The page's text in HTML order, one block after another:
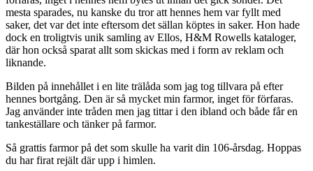
mesta sparades, nu kanske du tror att hennes hem var fyllt med
saker, det var det inte eftersom det sällan köptes in saker. Hon hade
dock en troligtvis unik samling av Ellos, H&M Rowells kataloger,
där hon också sparat allt som skickas med i form av reklam och
liknande.
Bilden på innehållet i en lite trälåda som jag tog tillvara på efter
hennes bortgång. Den är så mycket min farmor, inget för förfaras.
Jag använder inte tråden men jag tittar i den ibland och både får en
tankeställare och tänker på farmor.
Så grattis farmor på det som skulle ha varit din 106-årsdag. Hoppas
du har firat rejält där upp i himlen.